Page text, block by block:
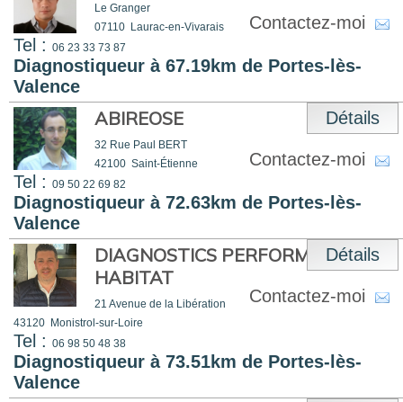
Le Granger
07110 Laurac-en-Vivarais
Tel : 06 23 33 73 87
Diagnostiqueur à 67.19km de Portes-lès-
Valence
Contactez-moi
ABIREOSE
32 Rue Paul BERT
42100 Saint-Étienne
Tel : 09 50 22 69 82
Diagnostiqueur à 72.63km de Portes-lès-
Valence
Détails
Contactez-moi
DIAGNOSTICS PERFORMANCES
HABITAT
21 Avenue de la Libération
43120 Monistrol-sur-Loire
Tel : 06 98 50 48 38
Diagnostiqueur à 73.51km de Portes-lès-
Valence
Détails
Contactez-moi